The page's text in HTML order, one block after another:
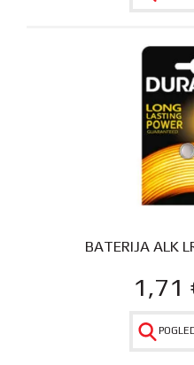
BATERIJA ALK
1,71